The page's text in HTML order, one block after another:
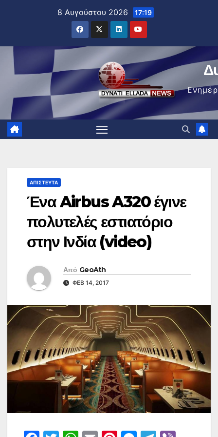
8 Αυγούστου 2026 17:19
ΑΠΊΣΤΕΥΤΑ
Ένα Airbus A320 έγινε
πολυτελές εστιατόριο
στην Ινδία (video)
Από GeoAth
ΦΕΒ 14, 2017